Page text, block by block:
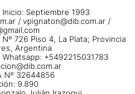
Septiembre 1993
/ vpignaton@dib.com.ar /
726 Piso 4, La Plata; Provincia
Argentina
+5492215031783
Nº 32644856
9.890